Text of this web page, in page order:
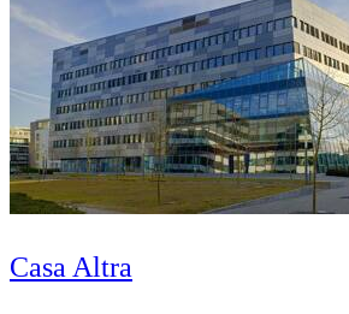
Casa Altra